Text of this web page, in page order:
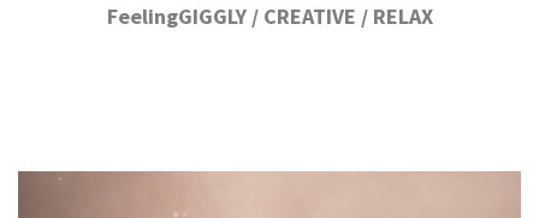
FeelingGIGGLY / CREATIVE / RELAX